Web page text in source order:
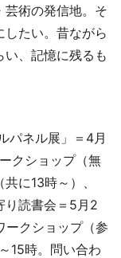
術の発信地。そ
たい。昔ながら
、記憶に残るも
パネル展」＝4月
クショップ（無
に13時～）、
り読書会＝5月2
ークショップ（参
15時。問い合わ